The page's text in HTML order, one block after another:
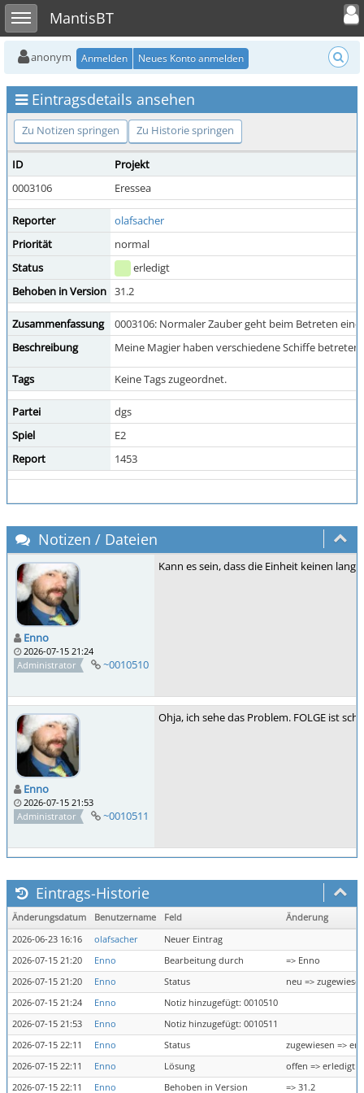
Toggle sidebarMantisBT
Toggle
anonym Anmelden Neues Konto anmelden
Eintragsdetails ansehen
Zu Notizen springen Zu Historie springen
ID
Projekt
0003106
Eressea
Reporter
olafsacher
Priorität
normal
Status
erledigt
Behoben in Version 31.2
Zusammenfassung
0003106: Normaler Zauber geht beim Betreten
Beschreibung
Meine Magier haben verschiedene Schiffe
Tags Keine Tags zugeordnet.
Partei
dgs
Spiel
E2
Report
1453
Notizen / Dateien
Enno
2026-07-15 21:24
Administrator
~0010510
Kann es sein, dass die Einheit keinen
Enno
2026-07-15 21:53
Administrator
~0010511
Ohja, ich sehe das Problem. FOLGE ist
Eintrags-Historie
Änderungsdatum Benutzername Feld
Änderung
2026-06-23 16:16
olafsacher
Neuer Eintrag
2026-07-15 21:20
Enno Bearbeitung durch
=> Enno
2026-07-15 21:20
Enno Status
neu =>
2026-07-15 21:24
Enno
Notiz hinzugefügt: 0010510
2026-07-15 21:53
Enno
Notiz hinzugefügt: 0010511
2026-07-15 22:11
Enno Status
zugewiesen =>
2026-07-15 22:11
Enno Lösung
offen => erledigt
2026-07-15 22:11
Enno Behoben in Version => 31.2